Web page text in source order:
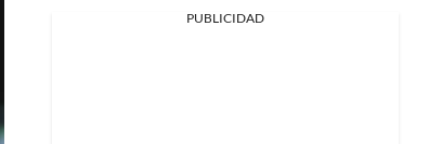
PUBLICIDAD